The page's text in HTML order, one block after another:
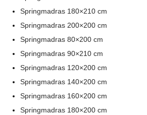
Springmadras 180×210 cm
Springmadras 200×200 cm
Springmadras 80×200 cm
Springmadras 90×210 cm
Springmadras 120×200 cm
Springmadras 140×200 cm
Springmadras 160×200 cm
Springmadras 180×200 cm